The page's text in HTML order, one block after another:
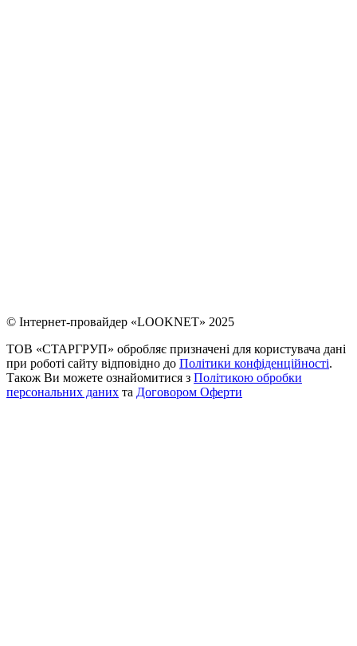
© Інтернет-провайдер «LOOKNET» 2025
ТОВ «СТАРГРУП» обробляє призначені для користувача дані
при роботі сайту відповідно до Політики конфіденційності.
Також Ви можете ознайомитися з Політикою обробки
персональних даних та Договором Оферти